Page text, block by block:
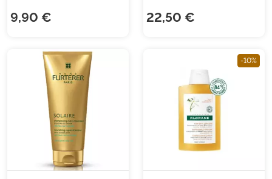
9,90 € 22,50 €
-10%